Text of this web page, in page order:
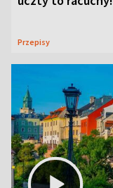
Przepisy